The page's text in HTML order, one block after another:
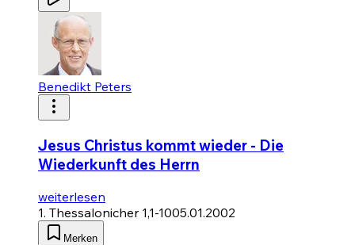
Benedikt Peters
Jesus Christus kommt wieder - Die
Wiederkunft des Herrn
weiterlesen
1. Thessalonicher 1,1-1005.01.2002
Merken